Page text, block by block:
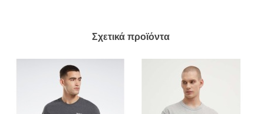
Σχετικά προϊόντα